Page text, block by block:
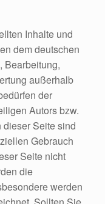
Inhalte und
dem deutschen
Bearbeitung,
außerhalb
der
Autors bzw.
Seite sind
Gebrauch
Seite nicht
die
werden